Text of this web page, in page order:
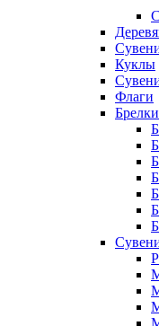
Куклы
Флаги
Брелки